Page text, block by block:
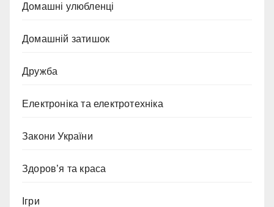
Домашні улюбленці
Домашній затишок
Дружба
Електроніка та електротехніка
Закони України
Здоров’я та краса
Ігри